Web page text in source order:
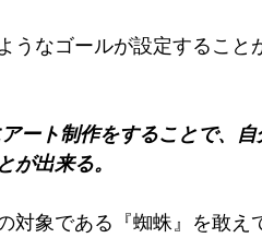
なゴールが設定すること
ート制作をすることで、
出来る。
象である『蜘蛛』を敢え